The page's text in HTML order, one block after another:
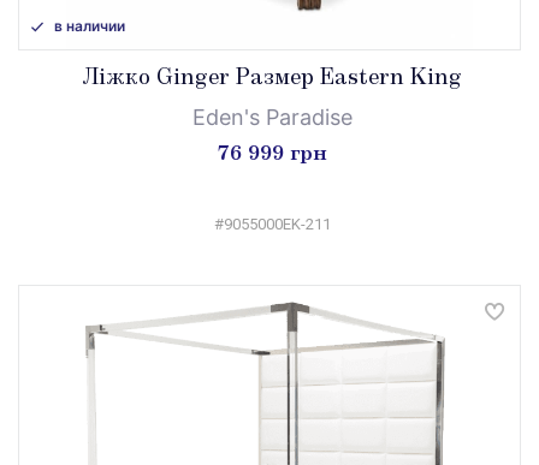
в наличии
Ліжко Ginger Размер Eastern King
Eden's Paradise
76 999 грн
#9055000EK-211